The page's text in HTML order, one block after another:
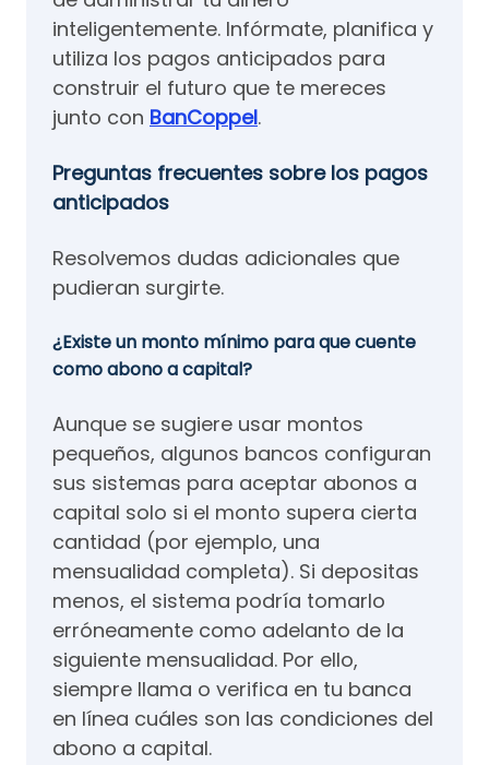
inteligentemente. Infórmate, planifica y
utiliza los pagos anticipados para
construir el futuro que te mereces
junto con BanCoppel.
Preguntas frecuentes sobre los pagos
anticipados
Resolvemos dudas adicionales que
pudieran surgirte.
¿Existe un monto mínimo para que cuente
como abono a capital?
Aunque se sugiere usar montos
pequeños, algunos bancos configuran
sus sistemas para aceptar abonos a
capital solo si el monto supera cierta
cantidad (por ejemplo, una
mensualidad completa). Si depositas
menos, el sistema podría tomarlo
erróneamente como adelanto de la
siguiente mensualidad. Por ello,
siempre llama o verifica en tu banca
en línea cuáles son las condiciones del
abono a capital.